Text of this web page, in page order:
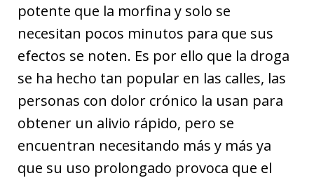
potente que la morfina y solo se
necesitan pocos minutos para que sus
efectos se noten. Es por ello que la droga
se ha hecho tan popular en las calles, las
personas con dolor crónico la usan para
obtener un alivio rápido, pero se
encuentran necesitando más y más ya
que su uso prolongado provoca que el